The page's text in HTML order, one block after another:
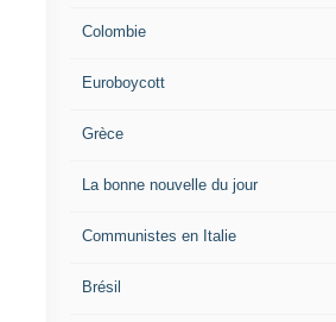
Colombie
Euroboycott
Grèce
La bonne nouvelle du jour
Communistes en Italie
Brésil